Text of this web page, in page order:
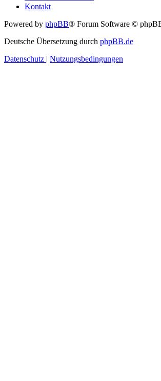
Kontakt
Powered by phpBB® Forum Software ©
Deutsche Übersetzung durch phpBB.de
Datenschutz | Nutzungsbedingungen